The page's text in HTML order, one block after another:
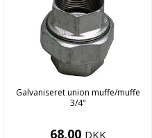
Galvaniseret union muffe/muffe
3/4"
68,00 DKK